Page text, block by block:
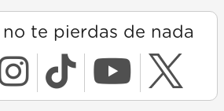
te pierdas de nada